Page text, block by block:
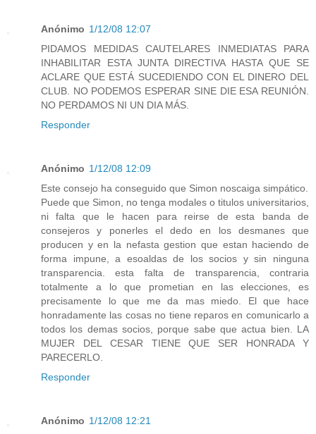
Anónimo 1/12/08 12:07
PIDAMOS MEDIDAS CAUTELARES INMEDIATAS PARA
INHABILITAR ESTA JUNTA DIRECTIVA HASTA QUE SE
ACLARE QUE ESTÁ SUCEDIENDO CON EL DINERO DEL
CLUB. NO PODEMOS ESPERAR SINE DIE ESA REUNIÓN.
NO PERDAMOS NI UN DIA MÁS.
Responder
Anónimo 1/12/08 12:09
Este consejo ha conseguido que Simon noscaiga simpático.
Puede que Simon, no tenga modales o titulos universitarios,
ni falta que le hacen para reirse de esta banda de
consejeros y ponerles el dedo en los desmanes que
producen y en la nefasta gestion que estan haciendo de
forma impune, a esoaldas de los socios y sin ninguna
transparencia. esta falta de transparencia, contraria
totalmente a lo que prometian en las elecciones, es
precisamente lo que me da mas miedo. El que hace
honradamente las cosas no tiene reparos en comunicarlo a
todos los demas socios, porque sabe que actua bien. LA
MUJER DEL CESAR TIENE QUE SER HONRADA Y
PARECERLO.
Responder
Anónimo 1/12/08 12:21